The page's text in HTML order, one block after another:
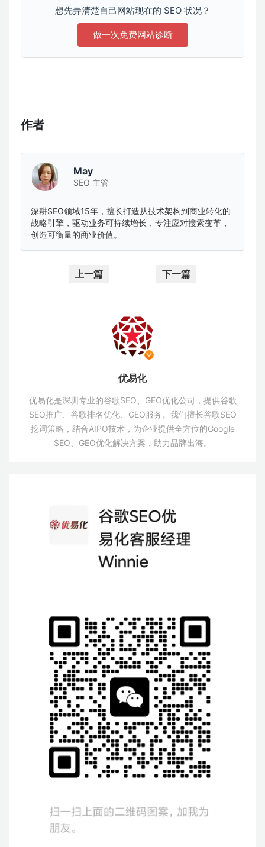
想先弄清楚自己网站现在的 SEO 状况？
做一次免费网站诊断
作者
May
SEO 主管
深耕SEO领域15年，擅长打造从技术架构到商业转化的
战略引擎，驱动业务可持续增长，专注应对搜索变革，
创造可衡量的商业价值。
上一篇 下一篇
优易化
优易化是深圳专业的谷歌SEO、GEO优化公司，提供谷歌
SEO推广、谷歌排名优化、GEO服务。我们擅长谷歌SEO
挖词策略，结合AIPO技术，为企业提供全方位的Google
SEO、GEO优化解决方案，助力品牌出海。